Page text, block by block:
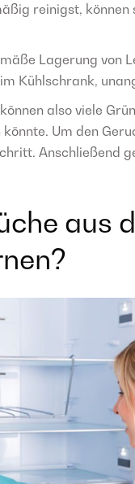
reinigst,
Lagerung von
Kühlschrank,
also viele
Um den
Anschließend
aus